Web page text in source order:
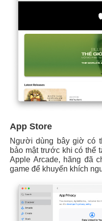
App Store
Người dùng bây giờ có
bảo mật trước khi có thể
Apple Arcade, hãng đã
game để khuyến khích